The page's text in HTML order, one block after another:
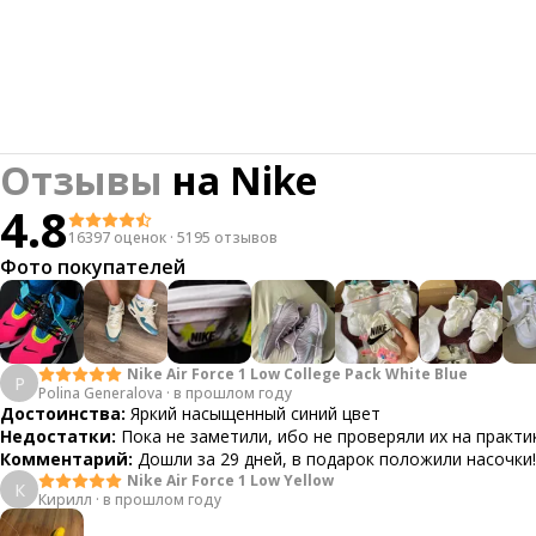
Отзывы на Nike
4.816397 оценок · 5195 отзывов
Фото покупателей
P
Nike Air Force 1 Low College Pack White Blue
Polina Generalova · в прошлом году
Достоинства: Яркий насыщенный синий цвет
Недостатки: Пока не заметили, ибо не проверяли их на
Комментарий: Дошли за 29 дней, в подарок положили насочки!
К
Nike Air Force 1 Low Yellow
Кирилл · в прошлом году